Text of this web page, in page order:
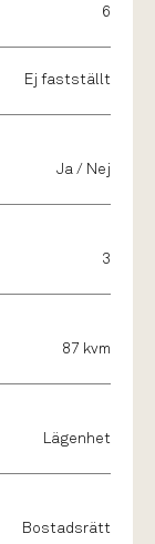
6
Ej fastställt
Ja / Nej
3
87 kvm
Lägenhet
Bostadsrätt